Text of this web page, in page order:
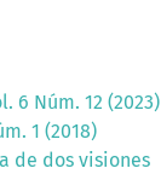
6 Núm. 12 (2023)
1 (2018)
de dos visiones